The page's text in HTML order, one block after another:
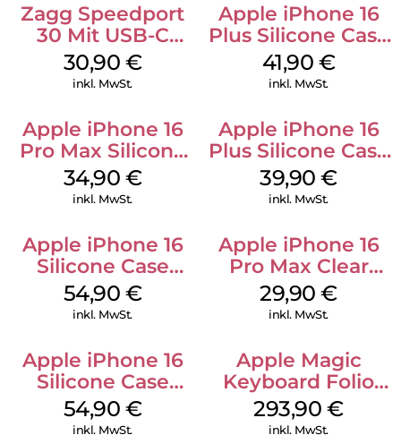
Zagg Speedport
30 Mit USB-C
Kabel Weiß
30,90 €
inkl. MwSt.
Apple iPhone 16
Plus Silicone Case
MagSafe Stone
Gray
41,90 €
inkl. MwSt.
Apple iPhone 16
Pro Max Silicone
Case MagSafe
Denim
34,90 €
inkl. MwSt.
Apple iPhone 16
Plus Silicone Case
MagSafe Plum
39,90€
inkl. MwSt.
Apple iPhone 16
Silicone Case
MagSafe Lake
Green
54,90 €
inkl. MwSt.
Apple iPhone 16
Pro Max Clear
Case MagSafe
Transparent
29,90€
inkl. MwSt.
Apple iPhone 16
Silicone Case
MagSafe Black
54,90 €
inkl. MwSt.
Apple Magic
Keyboard Folio
iPad 10.9″ (10.Gen.)
Weiß
293,90€
inkl. MwSt.